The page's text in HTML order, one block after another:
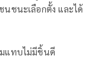
ชนะเลือกตั้ง และได้
แทบไม่มีชิ้นดี